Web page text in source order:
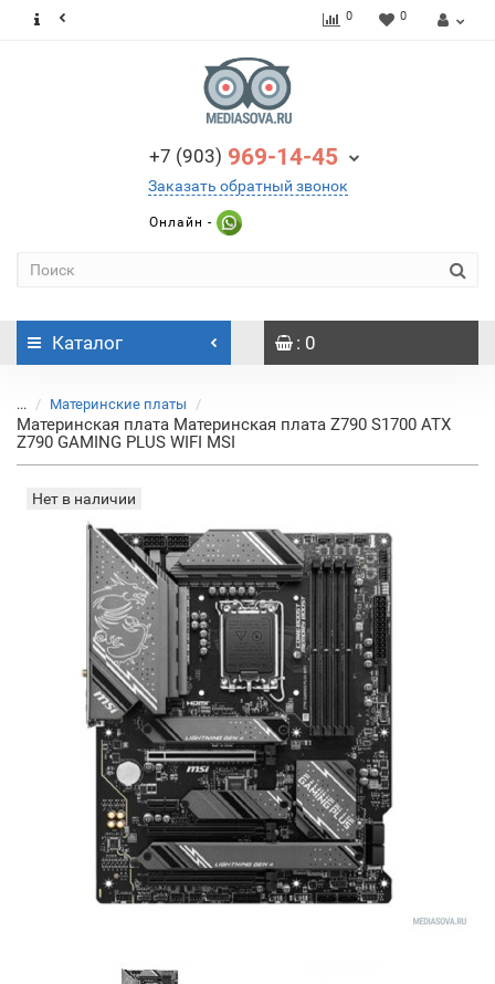
0 0
+7 (903) 969-14-45
Заказать обратный звонок
Онлайн -
Каталог : 0
... Материнские платы
Материнская плата Материнская плата Z790 S1700 ATX
Z790 GAMING PLUS WIFI MSI
Нет в наличии